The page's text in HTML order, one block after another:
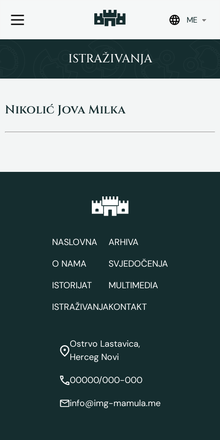
ME
ISTRAŽIVANJA
Nikolić Jova Milka
NASLOVNA
O NAMA
ISTORIJAT
ISTRAŽIVANJA
ARHIVA
SVJEDOČENJA
MULTIMEDIA
KONTAKT
Ostrvo Lastavica,
Herceg Novi
00000/000-000
info@img-mamula.me